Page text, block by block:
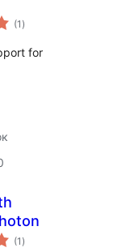
(1 общий
рейтинг
)
for
(1 общий
рейтинг
)